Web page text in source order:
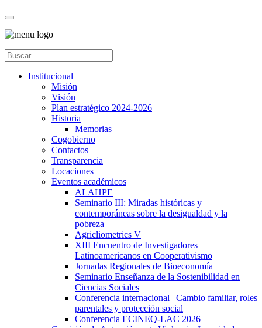
Institucional
Misión
Visión
Plan estratégico 2024-2026
Historia
Memorias
Cogobierno
Contactos
Transparencia
Locaciones
Eventos académicos
ALAHPE
Seminario III: Miradas históricas y
contemporáneas sobre la desigualdad y la
pobreza
Agricliometrics V
XIII Encuentro de Investigadores
Latinoamericanos en Cooperativismo
Jornadas Regionales de Bioeconomía
Seminario Enseñanza de la Sostenibilidad en
Ciencias Sociales
Conferencia internacional | Cambio familiar, roles
parentales y protección social
Conferencia ECINEQ-LAC 2026